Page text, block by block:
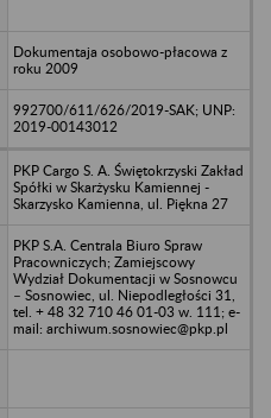
Dokumentaja osobowo-płacowa z
roku 2009
992700/611/626/2019-SAK; UNP:
2019-00143012
PKP Cargo S. A. Świętokrzyski Zakład
Spółki w Skarżysku Kamiennej -
Skarzysko Kamienna, ul. Piękna 27
PKP S.A. Centrala Biuro Spraw
Pracowniczych; Zamiejscowy
Wydział Dokumentacji w Sosnowcu
– Sosnowiec, ul. Niepodległości 31,
tel. + 48 32 710 46 01-03 w. 111; e-
mail: archiwum.sosnowiec@pkp.pl